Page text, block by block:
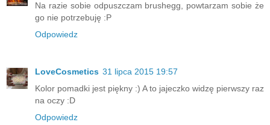
Na razie sobie odpuszczam brushegg, powtarzam sobie że
go nie potrzebuję :P
Odpowiedz
LoveCosmetics 31 lipca 2015 19:57
Kolor pomadki jest piękny :) A to jajeczko widzę pierwszy raz
na oczy :D
Odpowiedz